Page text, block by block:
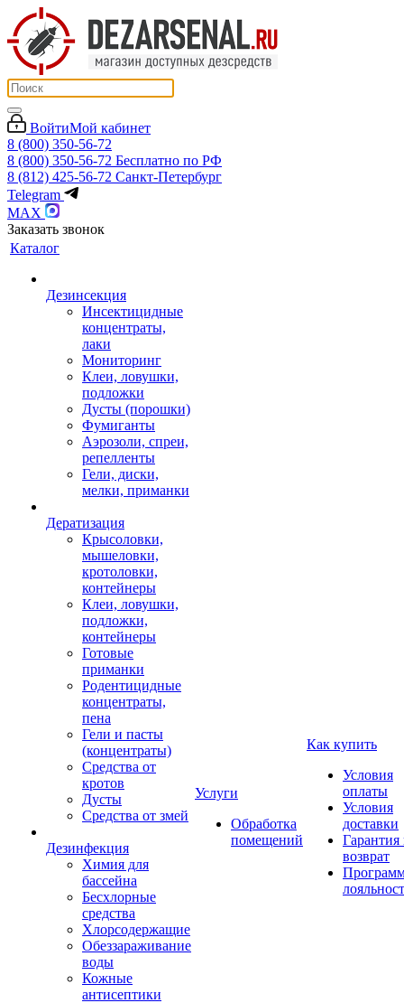
ВойтиМой кабинет
8 (800) 350-56-72
8 (800) 350-56-72 Бесплатно по РФ
8 (812) 425-56-72 Санкт-Петербург
Telegram
MAX
Заказать звонок
Каталог
Дезинсекция
Инсектицидные
концентраты,
лаки
Мониторинг
Клеи, ловушки,
подложки
Дусты (порошки)
Фумиганты
Аэрозоли, спреи,
репелленты
Гели, диски,
мелки, приманки
Дератизация
Крысоловки,
мышеловки,
кротоловки,
контейнеры
Клеи, ловушки,
подложки,
контейнеры
Готовые
приманки
Родентицидные
концентраты,
пена
Гели и пасты
(концентраты)
Средства от
кротов
Дусты
Средства от змей
Дезинфекция
Химия для
бассейна
Бесхлорные
средства
Хлорсодержащие
Обеззараживание
воды
Кожные
антисептики
Услуги
Обработка
помещений
Как купить
Условия
оплаты
Условия
доставки
Гарантия
возврат